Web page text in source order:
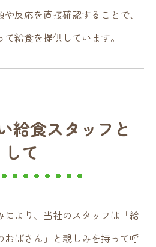
反応を直接確認することで、
給食を提供しています。
給食スタッフと
して
により、当社のスタッフは「給
ばさん」と親しみを持って呼